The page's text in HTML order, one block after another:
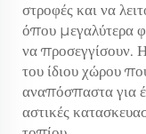
στροφές και να
όπου μεγαλύτερα
να προσεγγίσουν.
του ίδιου χώρου
αναπόσπαστα για
αστικές